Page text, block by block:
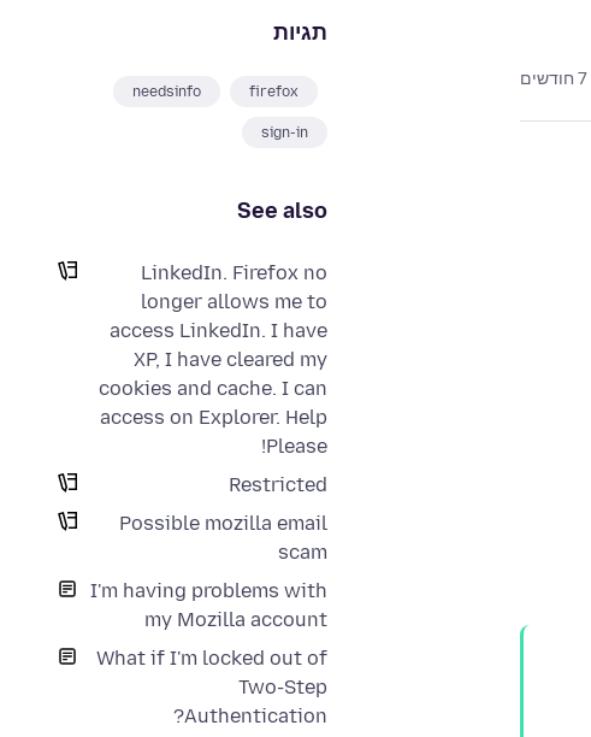
תגיות
firefox
needsinfo
sign-in
See also
LinkedIn. Firefox no
longer allows me to
access LinkedIn. I have
XP, I have cleared my
cookies and cache. I can
access on Explorer. Help
Please!
Restricted
Possible mozilla email
scam
I'm having problems with
my Mozilla account
What if I'm locked out of
Two-Step
Authentication?